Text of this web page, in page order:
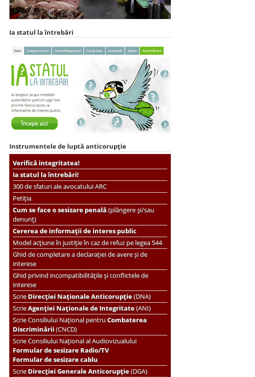
Ia statul la întrebări
Instrumentele de luptă anticorupție
Verifică integritatea!
Ia statul la întrebări!
300 de sfaturi ale avocatului ARC
Petiția
Cum se face o sesizare penală(plângere și/sau
denunț)
Cererea de informații de interes public
Model acțiune în justiție în caz de refuz pe legea 544
Ghid de completare a declarației de avere și de
interese
Ghid privind incompatibilitățile și conflictele de
interese
ScrieDirecției Naționale Anticorupție(DNA)
ScrieAgenției Naționale de Integritate(ANI)
ScrieConsiliului Național pentruCombaterea
Discriminării(CNCD)
Scrie Consiliului Național al Audiovizualului
Formular de sesizare Radio/TV
Formular de sesizare cablu
ScrieDirecției Generale Anticorupție(DGA)